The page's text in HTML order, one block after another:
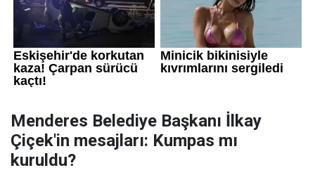
Menderes Belediye Başkanı İlkay
Çiçek'in mesajları: Kumpas mı
kuruldu?